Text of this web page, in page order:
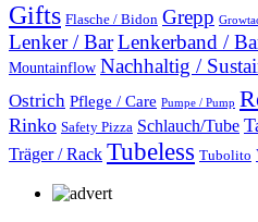
Gifts Flasche / Bidon Grepp
Lenker / BarLenkerband /
Mountainflow Nachhaltig /
Ostrich Pflege / Care Pumpe / Pump
Rinko Safety Pizza Schlauch/Tube
Träger / Rack Tubeless Tubolito